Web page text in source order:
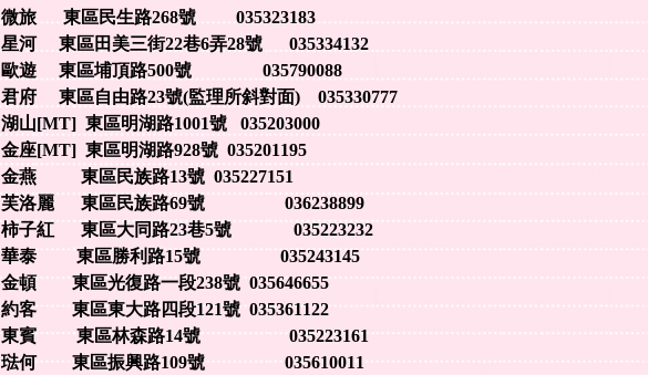
微旅 東區民生路268號 035323183
星河 東區田美三街22巷6弄28號 035334132
歐遊 東區埔頂路500號 035790088
君府 東區自由路23號(監理所斜對面) 035330777
湖山[MT] 東區明湖路1001號 035203000
金座[MT] 東區明湖路928號 035201195
金燕 東區民族路13號 035227151
芙洛麗 東區民族路69號 036238899
柿子紅 東區大同路23巷5號 035223232
華泰 東區勝利路15號 035243145
金頓 東區光復路一段238號 035646655
約客 東區東大路四段121號 035361122
東賓 東區林森路14號 035223161
琺何 東區振興路109號 035610011